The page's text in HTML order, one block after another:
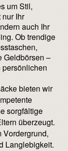
um Stil,
Ihr
auch Ihr
Ob trendige
Geldbörsen –
bieten wir
sorgfältige
überzeugt.
Vordergrund,
Langlebigkeit.